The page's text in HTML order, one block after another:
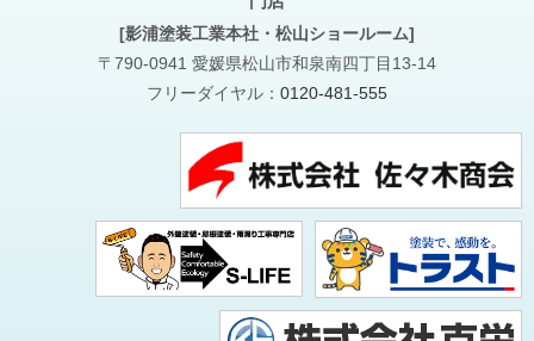
[影浦塗装工業本社・松山ショールーム]
〒790-0941 愛媛県松山市和泉南四丁目13-14
フリーダイヤル： 0120-481-555